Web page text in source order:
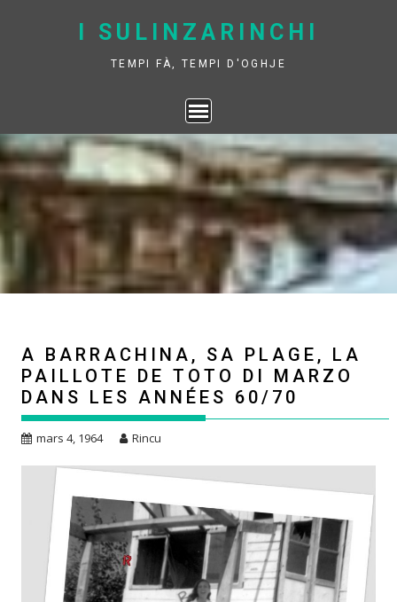
to
I SULINZARINCHI
TEMPI FÀ, TEMPI D'OGHJE
A BARRACHINA, SA PLAGE, LA
PAILLOTE DE TOTO DI MARZO
DANS LES ANNÉES 60/70
mars 4, 1964 Rincu